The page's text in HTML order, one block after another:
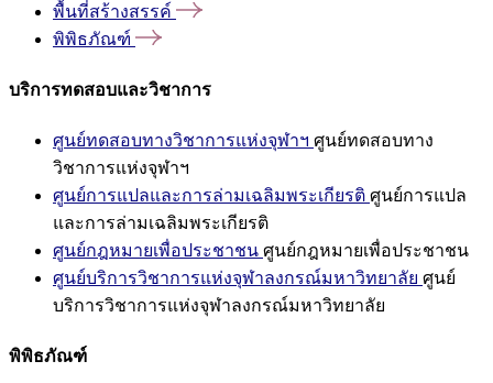
พื้นที่สร้างสรรค์
พิพิธภัณฑ์
บริการทดสอบและวิชาการ
ศูนย์ทดสอบทางวิชาการแห่งจุฬาฯ ศูนย์ทดสอบทาง
วิชาการแห่งจุฬาฯ
ศูนย์การแปลและการล่ามเฉลิมพระเกียรติ ศูนย์การแปล
และการล่ามเฉลิมพระเกียรติ
ศูนย์กฎหมายเพื่อประชาชน ศูนย์กฎหมายเพื่อประชาชน
ศูนย์บริการวิชาการแห่งจุฬาลงกรณ์มหาวิทยาลัย ศูนย์
บริการวิชาการแห่งจุฬาลงกรณ์มหาวิทยาลัย
พิพิธภัณฑ์